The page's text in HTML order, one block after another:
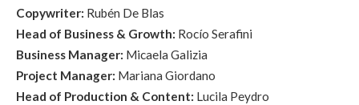
Copywriter: Rubén De Blas
Head of Business & Growth: Rocío Serafini
Business Manager: Micaela Galizia
Project Manager: Mariana Giordano
Head of Production & Content: Lucila Peydro